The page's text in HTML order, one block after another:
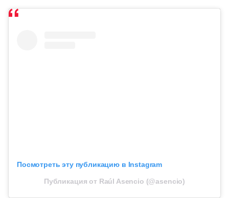
Посмотреть эту публикацию в Instagram
Публикация от Raúl Asencio (@asencio)